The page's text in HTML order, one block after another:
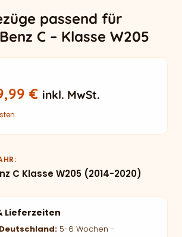
passend für
C – Klasse W205
Preis war:
€Aktueller Preis ist:
inkl. MwSt.
C Klasse W205 (2014-2020)
Lieferzeiten
5-6 Wochen -